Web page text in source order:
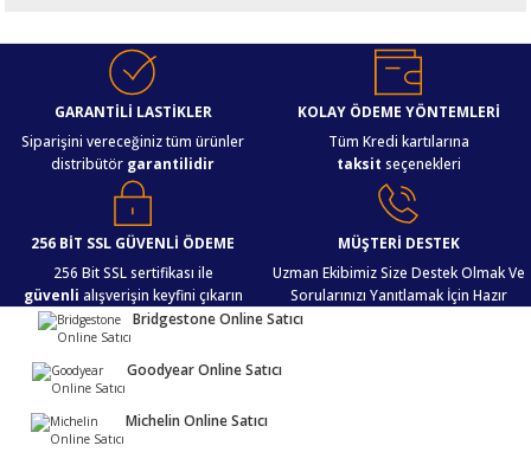
Bu ürünün fiyat bilgisi, resim, ürün açıklamalarında ve diğer konularda
yetersiz gördüğünüz noktaları öneri formunu kullanarak tarafımıza
Görüş ve önerileriniz için teşekkür ederiz.
Ürün resmi kalitesiz, bozuk veya görüntülenemiyor.
Ürün açıklamasında eksik bilgiler bulunuyor.
Ürün bilgilerinde hatalar bulunuyor.
Ürün fiyatı diğer sitelerden daha pahalı.
Bu ürüne benzer farklı alternatifler olmalı.
GARANTİLİ LASTİKLER
Siparişini vereceğiniz tüm ürünler
distribütör garantilidir
KOLAY ÖDEME YÖNTEMLERİ
Tüm Kredi kartılarına
taksit seçenekleri
256 BİT SSL GÜVENLİ ÖDEME
256 Bit SSL sertifikası ile
güvenli alışverişin keyfini çıkarın
MÜŞTERİ DESTEK
Uzman Ekibimiz Size Destek Olmak Ve
Sorularınızı Yanıtlamak İçin Hazır
Bridgestone Online Satıcı
Goodyear Online Satıcı
Michelin Online Satıcı